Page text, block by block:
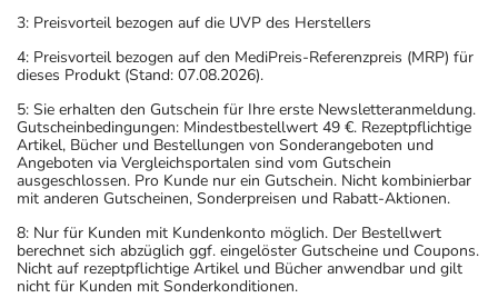
3: Preisvorteil bezogen auf die UVP des Herstellers
4: Preisvorteil bezogen auf den MediPreis-Referenzpreis (MRP) für
dieses Produkt (Stand: 07.08.2026).
5: Sie erhalten den Gutschein für Ihre erste Newsletteranmeldung.
Gutscheinbedingungen: Mindestbestellwert 49 €. Rezeptpflichtige
Artikel, Bücher und Bestellungen von Sonderangeboten und
Angeboten via Vergleichsportalen sind vom Gutschein
ausgeschlossen. Pro Kunde nur ein Gutschein. Nicht kombinierbar
mit anderen Gutscheinen, Sonderpreisen und Rabatt-Aktionen.
8: Nur für Kunden mit Kundenkonto möglich. Der Bestellwert
berechnet sich abzüglich ggf. eingelöster Gutscheine und Coupons.
Nicht auf rezeptpflichtige Artikel und Bücher anwendbar und gilt
nicht für Kunden mit Sonderkonditionen.